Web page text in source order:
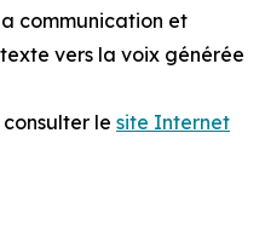
communication et
vers la voix générée
le site Internet